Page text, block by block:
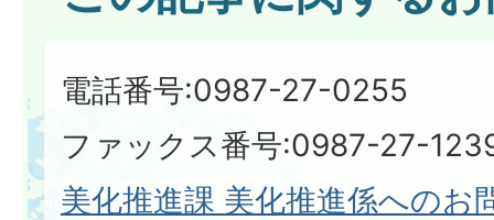
電話番号:0987-27-0255
ファックス番号:0987-27-
美化推進課 美化推進係へのお